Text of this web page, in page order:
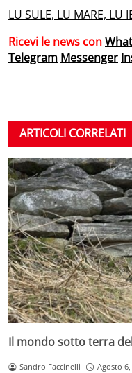
LU SULE, LU MARE, LU
Ricevi le news con
Telegram Messenger
ARTICOLI CORRELATI
Il mondo sotto terra
Sandro Faccinelli Agosto 6,